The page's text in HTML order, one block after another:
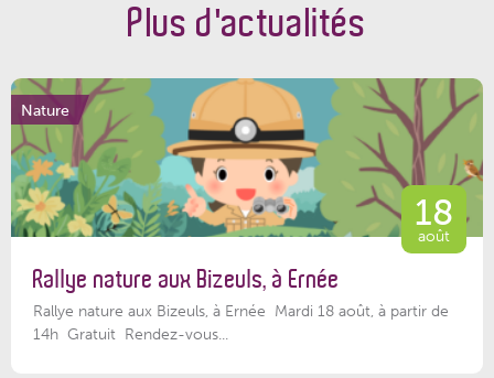
Plus d'actualités
Nature
18
août
Rallye nature aux Bizeuls, à Ernée
Rallye nature aux Bizeuls, à Ernée Mardi 18 août, à partir de
14h Gratuit Rendez-vous...